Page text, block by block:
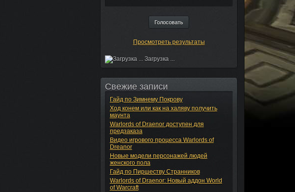
Просмотреть результаты
Загрузка ...
Свежие записи
Гайд по Зимнему Покрову
Ход конем или как на халяву получить
маунта
Warlords of Draenor доступен для
предзаказа
Видео игрового процесса Warlords of
Dreanor
Новые модели персонажей людей
женского пола
Гайд по Пиршеству Странников
Warlords of Draenor: Новый аддон World
of Warcraft